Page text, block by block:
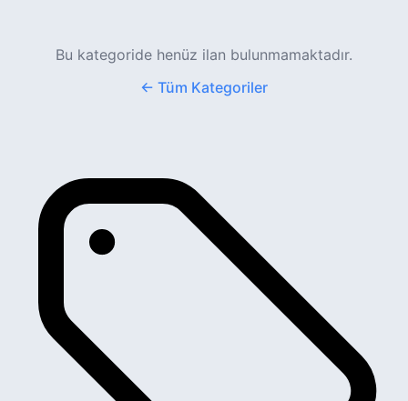
Bu kategoride henüz ilan bulunmamaktadır.
← Tüm Kategoriler